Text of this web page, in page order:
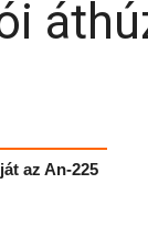
az An-225